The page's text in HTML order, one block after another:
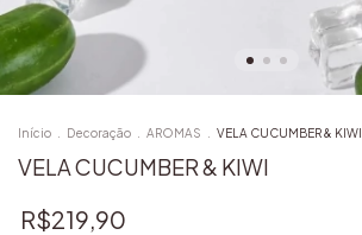
Início Decoração AROMAS VELA CUCUMBER & KIWI
VELA CUCUMBER & KIWI
R$219,90